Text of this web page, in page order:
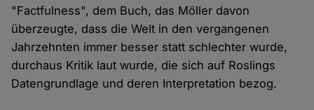
"Factfulness", dem Buch, das Möller davon
überzeugte, dass die Welt in den vergangenen
Jahrzehnten immer besser statt schlechter wurde,
durchaus Kritik laut wurde, die sich auf Roslings
Datengrundlage und deren Interpretation bezog.